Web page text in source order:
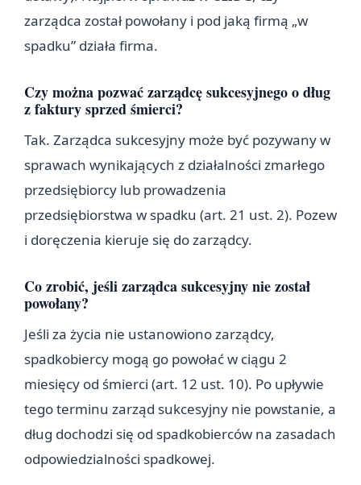
zarządca został powołany i pod jaką firmą „w
spadku” działa firma.
Czy można pozwać zarządcę sukcesyjnego o dług
z faktury sprzed śmierci?
Tak. Zarządca sukcesyjny może być pozywany w
sprawach wynikających z działalności zmarłego
przedsiębiorcy lub prowadzenia
przedsiębiorstwa w spadku (art. 21 ust. 2). Pozew
i doręczenia kieruje się do zarządcy.
Co zrobić, jeśli zarządca sukcesyjny nie został
powołany?
Jeśli za życia nie ustanowiono zarządcy,
spadkobiercy mogą go powołać w ciągu 2
miesięcy od śmierci (art. 12 ust. 10). Po upływie
tego terminu zarząd sukcesyjny nie powstanie, a
dług dochodzi się od spadkobierców na zasadach
odpowiedzialności spadkowej.